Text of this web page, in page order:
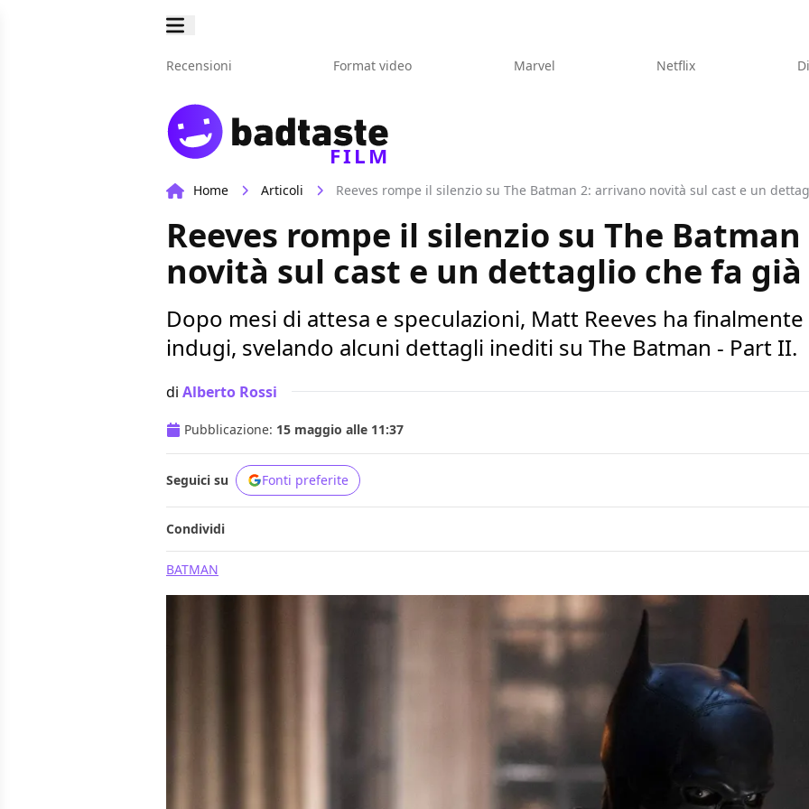
Recensioni Format video Marvel Netflix
FILM
Home Articoli Reeves rompe il silenzio su The Batman 2: arrivano novità sul cast e un
Reeves rompe il silenzio su The
novità sul cast e un dettaglio che fa
Dopo mesi di attesa e speculazioni, Matt Reeves ha
indugi, svelando alcuni dettagli inediti su The Batman - Part II.
di Alberto Rossi
Pubblicazione: 15 maggio alle 11:37
Seguici su Fonti preferite
Condividi
BATMAN